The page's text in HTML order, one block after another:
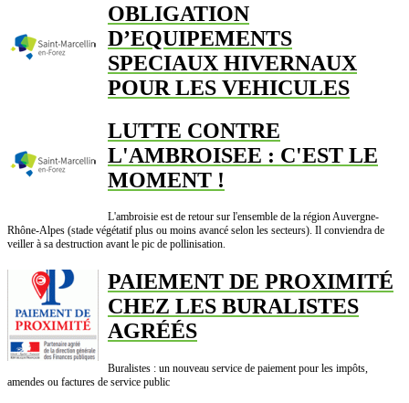
OBLIGATION
D’EQUIPEMENTS
SPECIAUX HIVERNAUX
POUR LES VEHICULES
LUTTE CONTRE
L'AMBROISEE : C'EST LE
MOMENT !
L'ambroisie est de retour sur l'ensemble de la région Auvergne-
Rhône-Alpes (stade végétatif plus ou moins avancé selon les secteurs). Il conviendra de
veiller à sa destruction avant le pic de pollinisation.
PAIEMENT DE PROXIMITÉ
CHEZ LES BURALISTES
AGRÉÉS
Buralistes : un nouveau service de paiement pour les impôts,
amendes ou factures de service public